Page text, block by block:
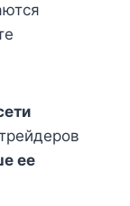
ее